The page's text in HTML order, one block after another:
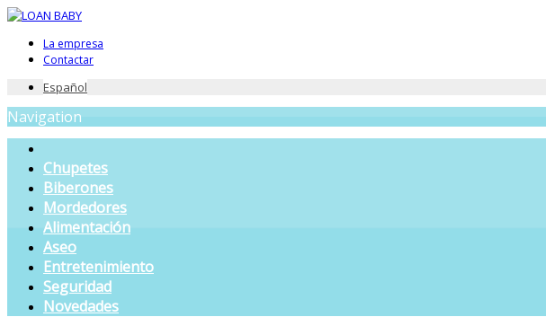
La empresa
Contactar
Español
Navigation
Chupetes
Biberones
Mordedores
Alimentación
Aseo
Entretenimiento
Seguridad
Novedades